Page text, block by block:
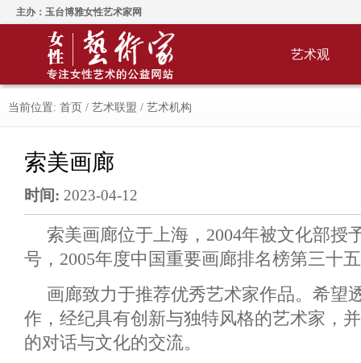
主办：玉台博雅女性艺术家网
艺术观
当前位置: 首页 / 艺术联盟 / 艺术机构
索美画廊
时间: 2023-04-12
索美画廊位于上海，2004年被文化部授
号，2005年度中国重要画廊排名榜第三十
画廊致力于推荐优秀艺术家作品。希望
作，经纪具有创新与独特风格的艺术家，
的对话与文化的交流。